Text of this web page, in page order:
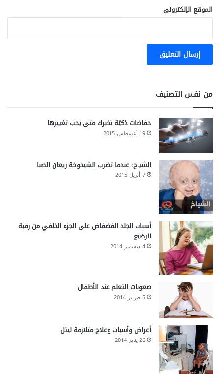
د
ى
م
ا
ن
ع
ق
-
ب
ح
ث
)
الموقع الإلكتروني
من نفس التصنيف
حفاضات ذكيّة تخبرك متى يجب تغييرها
19 أغسطس 2015
الشياخ: عندما تضرب الشيخوخة ريعان الصبا
7 أبريل 2015
أسباب الجلد الفضفاض على الجزء الخلفي من رقبة
الرضيع
4 ديسمبر 2014
صعوبات التعلم عند الأطفال
5 فبراير 2014
أعراض وأسباب وعلاج متلازمة ليتل
26 يناير 2014